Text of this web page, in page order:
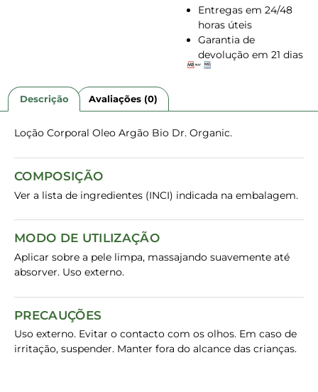
Entregas em 24/48
horas úteis
Garantia de
devolução em 21 dias
Descrição Avaliações (0)
Loção Corporal Oleo Argão Bio Dr. Organic.
COMPOSIÇÃO
Ver a lista de ingredientes (INCI) indicada na embalagem.
MODO DE UTILIZAÇÃO
Aplicar sobre a pele limpa, massajando suavemente até
absorver. Uso externo.
PRECAUÇÕES
Uso externo. Evitar o contacto com os olhos. Em caso de
irritação, suspender. Manter fora do alcance das crianças.